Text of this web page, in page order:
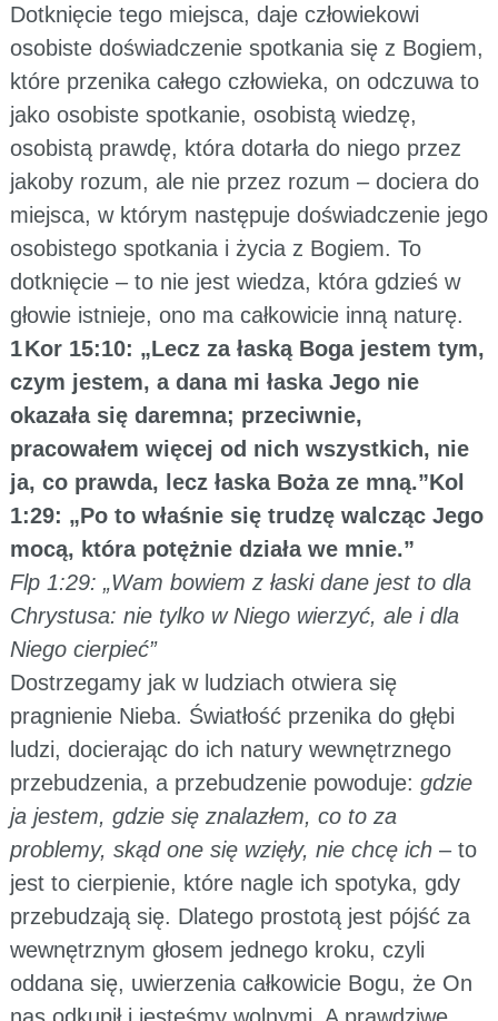
Dotknięcie tego miejsca, daje człowiekowi
osobiste doświadczenie spotkania się z Bogiem,
które przenika całego człowieka, on odczuwa to
jako osobiste spotkanie, osobistą wiedzę,
osobistą prawdę, która dotarła do niego przez
jakoby rozum, ale nie przez rozum – dociera do
miejsca, w którym następuje doświadczenie jego
osobistego spotkania i życia z Bogiem. To
dotknięcie – to nie jest wiedza, która gdzieś w
głowie istnieje, ono ma całkowicie inną naturę.
1 Kor 15:10: „Lecz za łaską Boga jestem tym,
czym jestem, a dana mi łaska Jego nie
okazała się daremna; przeciwnie,
pracowałem więcej od nich wszystkich, nie
ja, co prawda, lecz łaska Boża ze mną.”Kol
1:29: „Po to właśnie się trudzę walcząc Jego
mocą, która potężnie działa we mnie.”
Flp 1:29: „Wam bowiem z łaski dane jest to dla
Chrystusa: nie tylko w Niego wierzyć, ale i dla
Niego cierpieć”
Dostrzegamy jak w ludziach otwiera się
pragnienie Nieba. Światłość przenika do głębi
ludzi, docierając do ich natury wewnętrznego
przebudzenia, a przebudzenie powoduje: gdzie
ja jestem, gdzie się znalazłem, co to za
problemy, skąd one się wzięły, nie chcę ich– to
jest to cierpienie, które nagle ich spotyka, gdy
przebudzają się. Dlatego prostotą jest pójść za
wewnętrznym głosem jednego kroku, czyli
oddana się, uwierzenia całkowicie Bogu, że On